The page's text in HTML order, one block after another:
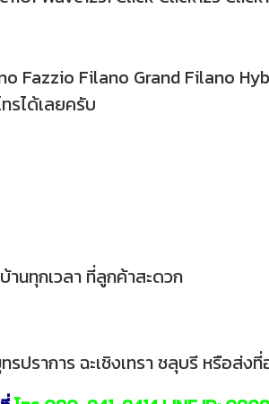
Fazzio Filano Grand Filano
รได้เลยครับ
นทุกเวลา ที่ลูกค้าสะดวก
ราการ ฉะเชิงเทรา ชลุบรี หรือส่ง